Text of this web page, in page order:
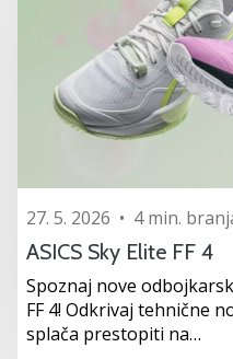
27. 5. 2026 • 4 min.
ASICS Sky Elite FF 4
Spoznaj nove
FF 4! Odkrivaj tehnične
splača prestopiti na…